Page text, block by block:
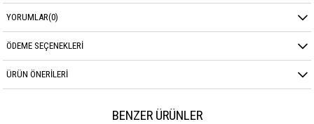
Marka
Sezon
Kumaş Cinsi SU AEROBİN
YORUMLAR(0)
ÖDEME SEÇENEKLERI
ÜRÜN ÖNERILERI
BENZER ÜRÜNLER